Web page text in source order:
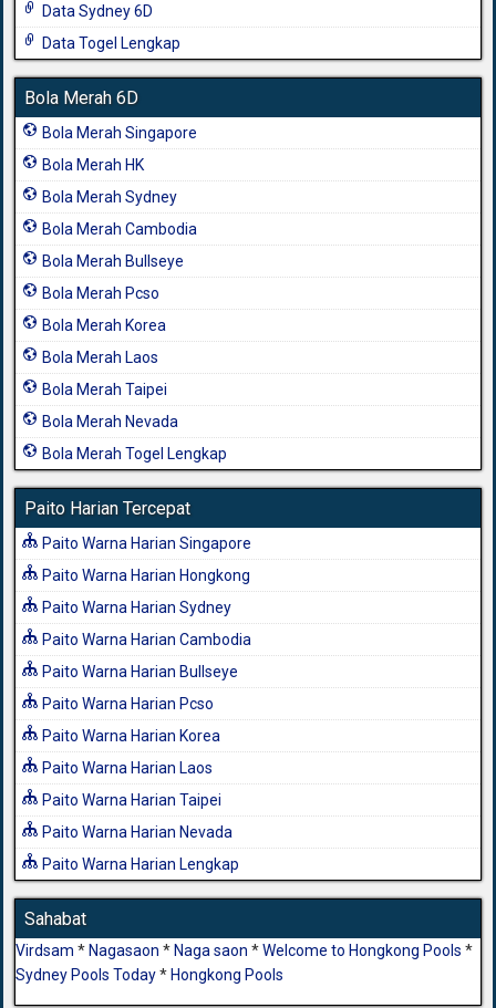
Data Sydney 6D
Data Togel Lengkap
Bola Merah 6D
Bola Merah Singapore
Bola Merah HK
Bola Merah Sydney
Bola Merah Cambodia
Bola Merah Bullseye
Bola Merah Pcso
Bola Merah Korea
Bola Merah Laos
Bola Merah Taipei
Bola Merah Nevada
Bola Merah Togel Lengkap
Paito Harian Tercepat
Paito Warna Harian Singapore
Paito Warna Harian Hongkong
Paito Warna Harian Sydney
Paito Warna Harian Cambodia
Paito Warna Harian Bullseye
Paito Warna Harian Pcso
Paito Warna Harian Korea
Paito Warna Harian Laos
Paito Warna Harian Taipei
Paito Warna Harian Nevada
Paito Warna Harian Lengkap
Sahabat
Virdsam * Nagasaon * Naga saon *Welcome to Hongkong Pools *
Sydney Pools Today* Hongkong Pools